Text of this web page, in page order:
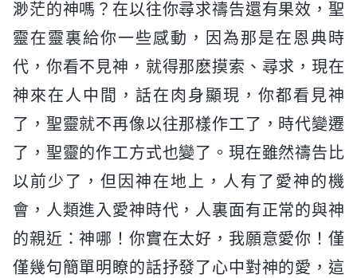
渺茫的神嗎？在以往你尋求禱告還有果效，聖
靈在靈裏給你一些感動，因為那是在恩典時
代，你看不見神，就得那麽摸索、尋求，現在
神來在人中間，話在肉身顯現，你都看見神
了，聖靈就不再像以往那樣作工了，時代變遷
了，聖靈的作工方式也變了。現在雖然禱告比
以前少了，但因神在地上，人有了愛神的機
會，人類進入愛神時代，人裏面有正常的與神
的親近：神哪！你實在太好，我願意愛你！僅
僅幾句簡單明瞭的話抒發了心中對神的愛，這